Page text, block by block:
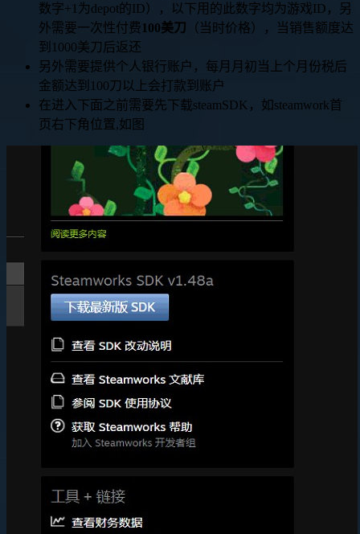
数字+1为depot的ID），以下用的此数字均为游戏ID，另
外需要一次性付费100美刀
（当时价格），当销售额度达
到1000美刀后返还
另外需要提供个人银行账户，每月月初当上个月份税后
金额达到100刀以上会打款到账户
在进入下面之前需要先下载steamSDK，如steamwork首
页右下角位置,如图